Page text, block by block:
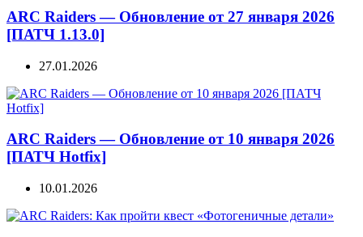
ARC Raiders — Обновление от 27 января 2026
[ПАТЧ 1.13.0]
27.01.2026
ARC Raiders — Обновление от 10 января 2026
[ПАТЧ Hotfix]
10.01.2026